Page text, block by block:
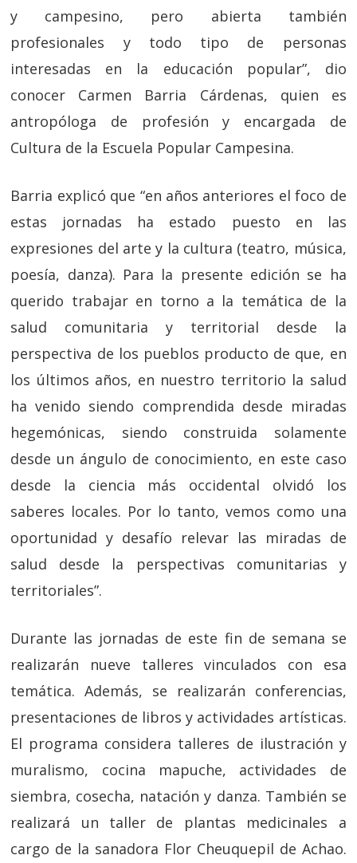
y campesino, pero abierta también
profesionales y todo tipo de personas
interesadas en la educación popular”, dio
conocer Carmen Barria Cárdenas, quien es
antropóloga de profesión y encargada de
Cultura de la Escuela Popular Campesina.
Barria explicó que “en años anteriores el foco de
estas jornadas ha estado puesto en las
expresiones del arte y la cultura (teatro, música,
poesía, danza). Para la presente edición se ha
querido trabajar en torno a la temática de la
salud comunitaria y territorial desde la
perspectiva de los pueblos producto de que, en
los últimos años, en nuestro territorio la salud
ha venido siendo comprendida desde miradas
hegemónicas, siendo construida solamente
desde un ángulo de conocimiento, en este caso
desde la ciencia más occidental olvidó los
saberes locales. Por lo tanto, vemos como una
oportunidad y desafío relevar las miradas de
salud desde la perspectivas comunitarias y
territoriales”.
Durante las jornadas de este fin de semana se
realizarán nueve talleres vinculados con esa
temática. Además, se realizarán conferencias,
presentaciones de libros y actividades artísticas.
El programa considera talleres de ilustración y
muralismo, cocina mapuche, actividades de
siembra, cosecha, natación y danza. También se
realizará un taller de plantas medicinales a
cargo de la sanadora Flor Cheuquepil de Achao.